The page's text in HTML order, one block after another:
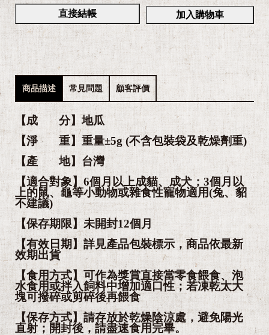
直接結帳 加入購物車
商品描述 常見問題 顧客評價
【成 分】地瓜
【淨 重】重量±5g (不含包裝袋及乾燥劑重)
【產 地】台灣
【適合對象】6個月以上成貓、成犬；3個月以
上的鼠、龜等小動物或雜食性寵物適用(兔、貂
不建議)
【保存期限】未開封12個月
【有效日期】詳見產品包裝標示，商品依最新
效期出貨
【食用方式】可作為獎賞直接當零食餵食、泡
水食用或拌入飼料中增加適口性；若凍乾太大
塊可撥碎或剪碎後再餵食
【保存方式】請存放於乾燥陰涼處，避免陽光
直射；開封後，請盡速食用完畢。